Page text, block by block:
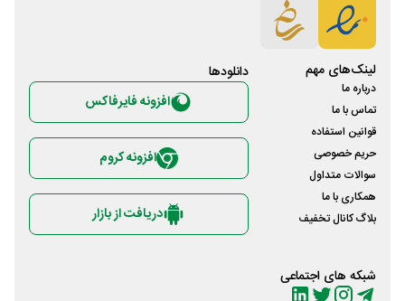
لینک‌های مهم
درباره ما
تماس با ما
قوانین استفاده
حریم خصوصی
سوالات متداول
همکاری با ما
بلاگ کانال تخفیف
شبکه های اجتماعی
دانلود‌ها
افزونه فایرفاکس
افزونه کروم
دریافت از بازار